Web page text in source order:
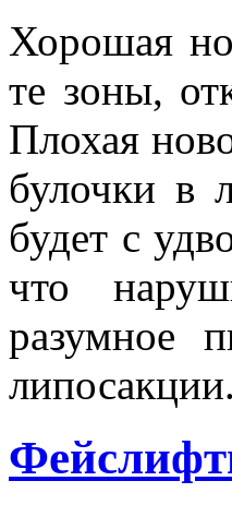
Хорошая
те зоны,
Плохая
булочки в
будет с
что
разумное
липосакции.